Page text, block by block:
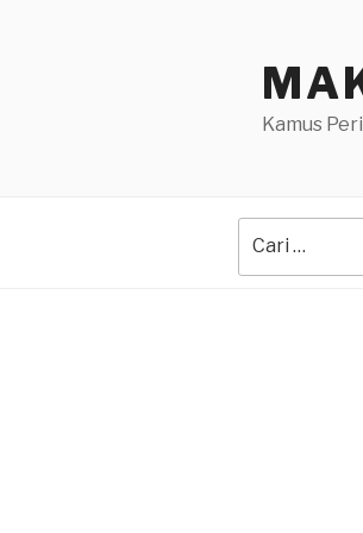
Kamus
for: